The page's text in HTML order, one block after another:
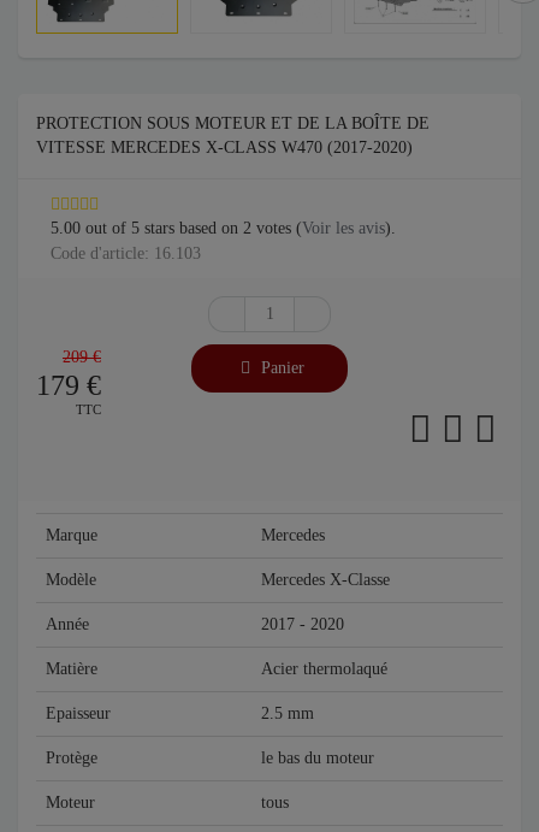
PROTECTION SOUS MOTEUR ET DE LA BOÎTE DE
VITESSE MERCEDES X-CLASS W470 (2017-2020)
5.00 out of 5 stars based on 2 votes (Voir les avis).
Code d'article: 16.103
209 €
179 €
TTC
Panier
Marque Mercedes
Modèle Mercedes X-Classe
Année 2017 - 2020
Matière Acier thermolaqué
Epaisseur 2.5 mm
Protège le bas du moteur
Moteur tous